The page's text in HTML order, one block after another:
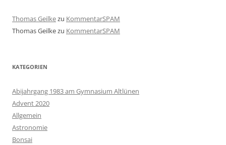
Thomas Geilkezu KommentarSPAM
Thomas Geilkezu KommentarSPAM
KATEGORIEN
Abijahrgang 1983 am Gymnasium Altlünen
Advent 2020
Allgemein
Astronomie
Bonsai